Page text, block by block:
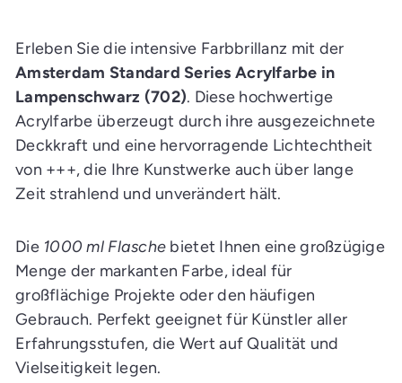
i
n
k
a
u
s
a
e
n
l
e
n
Erleben Sie die intensive Farbbrillanz mit der
Amsterdam Standard Series Acrylfarbe in
Lampenschwarz (702). Diese hochwertige
Acrylfarbe überzeugt durch ihre ausgezeichnete
Deckkraft und eine hervorragende Lichtechtheit
von +++, die Ihre Kunstwerke auch über lange
Zeit strahlend und unverändert hält.
Die 1000 ml Flasche bietet Ihnen eine großzügige
Menge der markanten Farbe, ideal für
großflächige Projekte oder den häufigen
Gebrauch. Perfekt geeignet für Künstler aller
Erfahrungsstufen, die Wert auf Qualität und
Vielseitigkeit legen.